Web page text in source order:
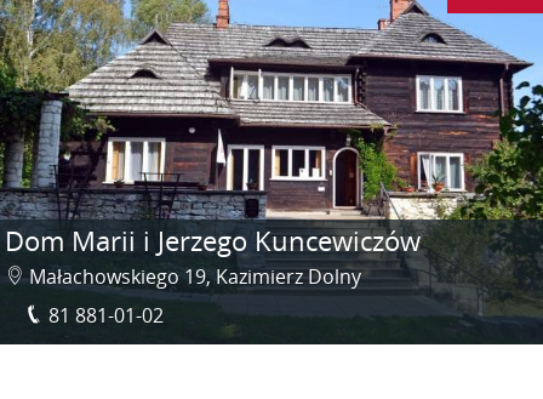
Dom Marii i Jerzego Kuncewiczów
Małachowskiego 19, Kazimierz Dolny
81 881-01-02